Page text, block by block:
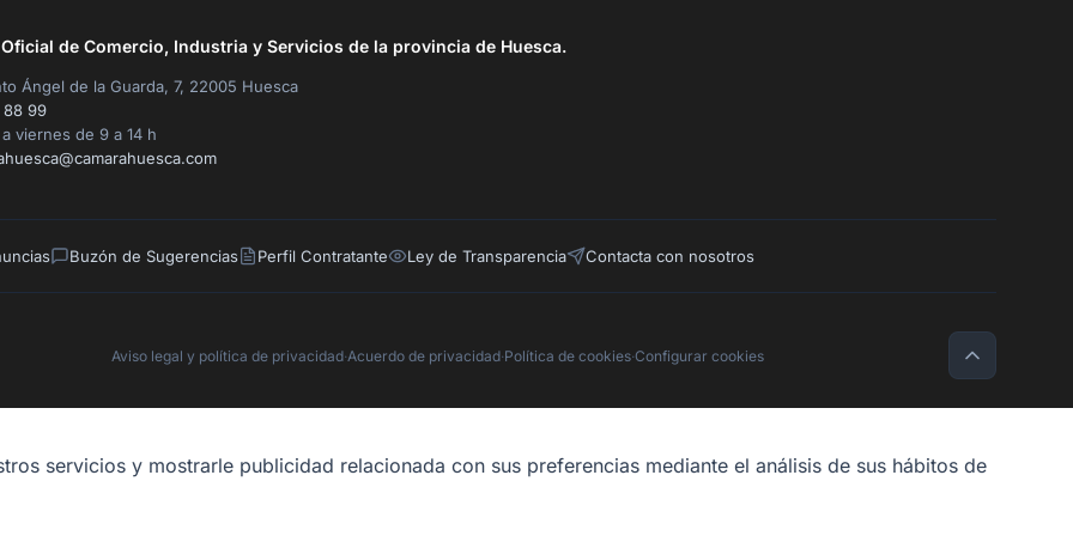
de Comercio, Industria y Servicios de la provincia de Huesca.
Ángel de la Guarda, 7, 22005 Huesca
88 99
viernes de 9 a 14 h
Buzón de Sugerencias Perfil Contratante Ley de Transparencia Contacta con nosotros
Aviso legal y política de privacidad·Acuerdo de privacidad·Política de cookies·Configurar cookies
servicios y mostrarle publicidad relacionada con sus preferencias mediante el análisis de sus hábitos de